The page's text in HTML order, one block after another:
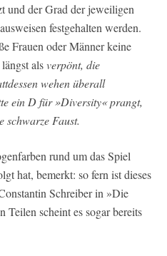
und der Grad der jeweiligen
festgehalten werden.
Frauen oder Männer keine
alsverpönt, die
wehen überall
ein D für»Diversity«prangt,
schwarze Faust.
rund um das Spiel
hat, bemerkt: so fern ist dieses
Schreiber in »Die
scheint es sogar bereits